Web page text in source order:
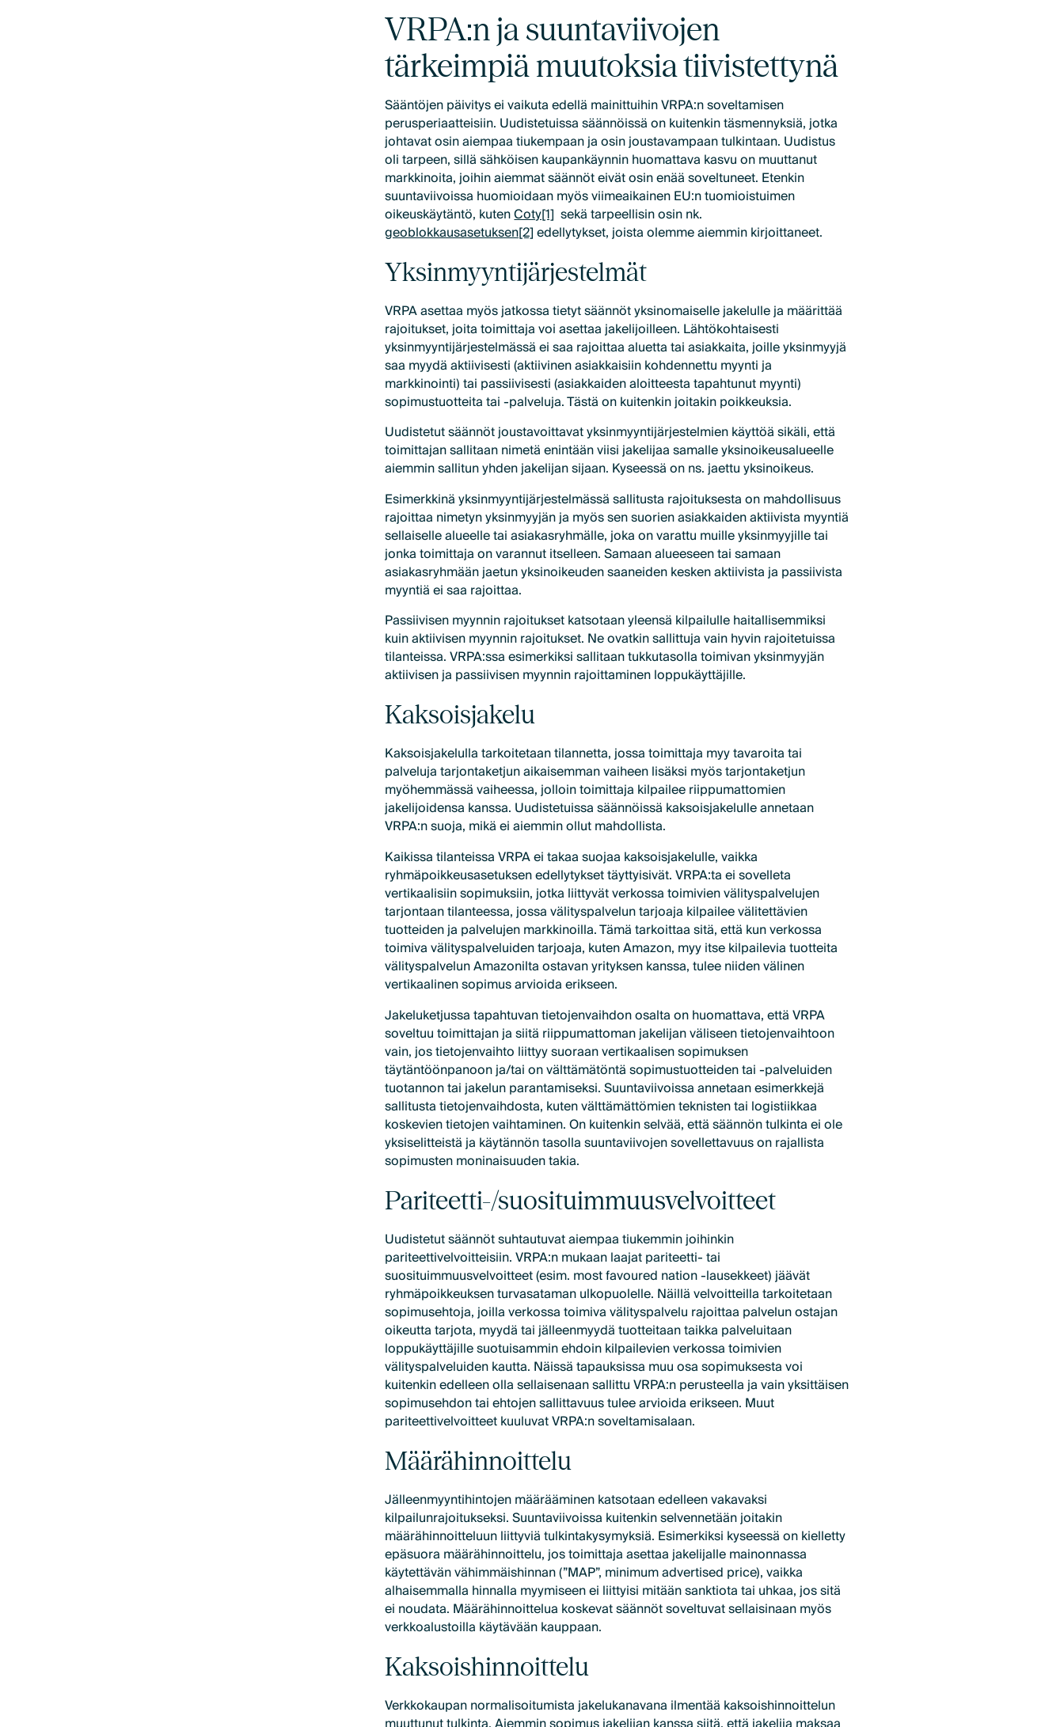
VRPA:n ja suuntaviivojen
tärkeimpiä muutoksia tiivistettynä
Sääntöjen päivitys ei vaikuta edellä mainittuihin VRPA:n soveltamisen
perusperiaatteisiin. Uudistetuissa säännöissä on kuitenkin täsmennyksiä, jotka
johtavat osin aiempaa tiukempaan ja osin joustavampaan tulkintaan. Uudistus
oli tarpeen, sillä sähköisen kaupankäynnin huomattava kasvu on muuttanut
markkinoita, joihin aiemmat säännöt eivät osin enää soveltuneet. Etenkin
suuntaviivoissa huomioidaan myös viimeaikainen EU:n tuomioistuimen
oikeuskäytäntö, kutenCoty[1] sekä tarpeellisin osin nk.
geoblokkausasetuksen[2]edellytykset, joista olemme aiemmin kirjoittaneet.
Yksinmyyntijärjestelmät
VRPA asettaa myös jatkossa tietyt säännöt yksinomaiselle jakelulle ja määrittää
rajoitukset, joita toimittaja voi asettaa jakelijoilleen. Lähtökohtaisesti
yksinmyyntijärjestelmässä ei saa rajoittaa aluetta tai asiakkaita, joille yksinmyyjä
saa myydä aktiivisesti (aktiivinen asiakkaisiin kohdennettu myynti ja
markkinointi) tai passiivisesti (asiakkaiden aloitteesta tapahtunut myynti)
sopimustuotteita tai -palveluja. Tästä on kuitenkin joitakin poikkeuksia.
Uudistetut säännöt joustavoittavat yksinmyyntijärjestelmien käyttöä sikäli, että
toimittajan sallitaan nimetä enintään viisi jakelijaa samalle yksinoikeusalueelle
aiemmin sallitun yhden jakelijan sijaan. Kyseessä on ns. jaettu yksinoikeus.
Esimerkkinä yksinmyyntijärjestelmässä sallitusta rajoituksesta on mahdollisuus
rajoittaa nimetyn yksinmyyjän ja myös sen suorien asiakkaiden aktiivista myyntiä
sellaiselle alueelle tai asiakasryhmälle, joka on varattu muille yksinmyyjille tai
jonka toimittaja on varannut itselleen. Samaan alueeseen tai samaan
asiakasryhmään jaetun yksinoikeuden saaneiden kesken aktiivista ja passiivista
myyntiä ei saa rajoittaa.
Passiivisen myynnin rajoitukset katsotaan yleensä kilpailulle haitallisemmiksi
kuin aktiivisen myynnin rajoitukset. Ne ovatkin sallittuja vain hyvin rajoitetuissa
tilanteissa. VRPA:ssa esimerkiksi sallitaan tukkutasolla toimivan yksinmyyjän
aktiivisen ja passiivisen myynnin rajoittaminen loppukäyttäjille.
Kaksoisjakelu
Kaksoisjakelulla tarkoitetaan tilannetta, jossa toimittaja myy tavaroita tai
palveluja tarjontaketjun aikaisemman vaiheen lisäksi myös tarjontaketjun
myöhemmässä vaiheessa, jolloin toimittaja kilpailee riippumattomien
jakelijoidensa kanssa. Uudistetuissa säännöissä kaksoisjakelulle annetaan
VRPA:n suoja, mikä ei aiemmin ollut mahdollista.
Kaikissa tilanteissa VRPA ei takaa suojaa kaksoisjakelulle, vaikka
ryhmäpoikkeusasetuksen edellytykset täyttyisivät. VRPA:ta ei sovelleta
vertikaalisiin sopimuksiin, jotka liittyvät verkossa toimivien välityspalvelujen
tarjontaan tilanteessa, jossa välityspalvelun tarjoaja kilpailee välitettävien
tuotteiden ja palvelujen markkinoilla. Tämä tarkoittaa sitä, että kun verkossa
toimiva välityspalveluiden tarjoaja, kuten Amazon, myy itse kilpailevia tuotteita
välityspalvelun Amazonilta ostavan yrityksen kanssa, tulee niiden välinen
vertikaalinen sopimus arvioida erikseen.
Jakeluketjussa tapahtuvan tietojenvaihdon osalta on huomattava, että VRPA
soveltuu toimittajan ja siitä riippumattoman jakelijan väliseen tietojenvaihtoon
vain, jos tietojenvaihto liittyy suoraan vertikaalisen sopimuksen
täytäntöönpanoon ja/tai on välttämätöntä sopimustuotteiden tai -palveluiden
tuotannon tai jakelun parantamiseksi. Suuntaviivoissa annetaan esimerkkejä
sallitusta tietojenvaihdosta, kuten välttämättömien teknisten tai logistiikkaa
koskevien tietojen vaihtaminen. On kuitenkin selvää, että säännön tulkinta ei ole
yksiselitteistä ja käytännön tasolla suuntaviivojen sovellettavuus on rajallista
sopimusten moninaisuuden takia.
Pariteetti-/suosituimmuusvelvoitteet
Uudistetut säännöt suhtautuvat aiempaa tiukemmin joihinkin
pariteettivelvoitteisiin. VRPA:n mukaan laajat pariteetti- tai
suosituimmuusvelvoitteet (esim. most favoured nation -lausekkeet) jäävät
ryhmäpoikkeuksen turvasataman ulkopuolelle. Näillä velvoitteilla tarkoitetaan
sopimusehtoja, joilla verkossa toimiva välityspalvelu rajoittaa palvelun ostajan
oikeutta tarjota, myydä tai jälleenmyydä tuotteitaan taikka palveluitaan
loppukäyttäjille suotuisammin ehdoin kilpailevien verkossa toimivien
välityspalveluiden kautta. Näissä tapauksissa muu osa sopimuksesta voi
kuitenkin edelleen olla sellaisenaan sallittu VRPA:n perusteella ja vain yksittäisen
sopimusehdon tai ehtojen sallittavuus tulee arvioida erikseen. Muut
pariteettivelvoitteet kuuluvat VRPA:n soveltamisalaan.
Määrähinnoittelu
Jälleenmyyntihintojen määrääminen katsotaan edelleen vakavaksi
kilpailunrajoitukseksi. Suuntaviivoissa kuitenkin selvennetään joitakin
määrähinnoitteluun liittyviä tulkintakysymyksiä. Esimerkiksi kyseessä on kielletty
epäsuora määrähinnoittelu, jos toimittaja asettaa jakelijalle mainonnassa
käytettävän vähimmäishinnan (”MAP”, minimum advertised price), vaikka
alhaisemmalla hinnalla myymiseen ei liittyisi mitään sanktiota tai uhkaa, jos sitä
ei noudata. Määrähinnoittelua koskevat säännöt soveltuvat sellaisinaan myös
verkkoalustoilla käytävään kauppaan.
Kaksoishinnoittelu
Verkkokaupan normalisoitumista jakelukanavana ilmentää kaksoishinnoittelun